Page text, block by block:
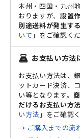
本州・四国・九州
おりますが、 設置
別途送料が発生す
いて 」をご確認く
point_of_sale お支払い方法
お支払い方法は、
ットカード決済、
い等となります。
だけるお支払い方
い方法 」をご確認
→ ご購入までの流